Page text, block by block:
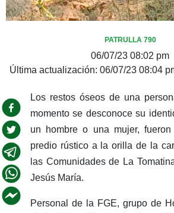
PATRULLA 790
06/07/23 08:02 pm
Última actualización: 06/07/23 08:04
Los restos óseos de una
momento se desconoce su
un hombre o una mujer,
predio rústico a la orilla de la
las Comunidades de La
Jesús María.
Personal de la FGE, grupo de